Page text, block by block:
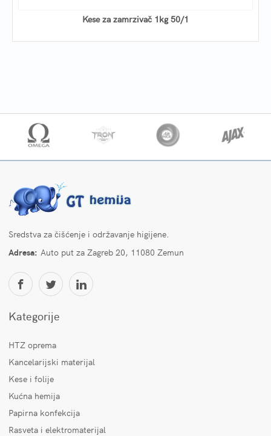
Kese za zamrzivač 1kg 50/1
Sredstva za čišćenje i održavanje higijene.
Adresa: Auto put za Zagreb 20, 11080 Zemun
Kategorije
HTZ oprema
Kancelarijski materijal
Kese i folije
Kućna hemija
Papirna konfekcija
Rasveta i elektromaterijal